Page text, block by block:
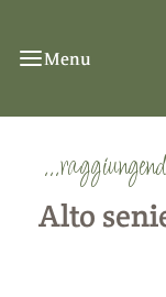
Menu
Alto